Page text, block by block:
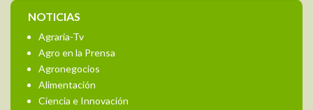
NOTICIAS
Agraria-Tv
Agro en la Prensa
Agronegocios
Alimentación
Ciencia e Innovación